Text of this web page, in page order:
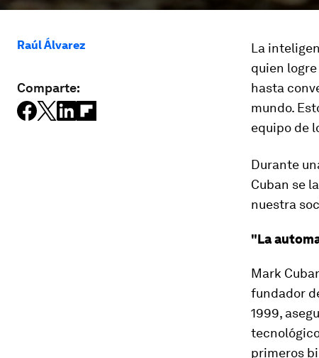
Raúl Álvarez
Comparte:
La
quien
hasta
mundo.
equipo de
Durante
Cuban se
nuestra
"La
Mark
fundador
1999,
primeros